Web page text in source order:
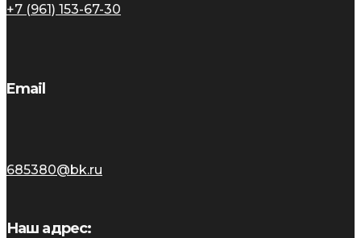
+7 (961) 153-67-30
Email
685380@bk.ru
Наш адрес: